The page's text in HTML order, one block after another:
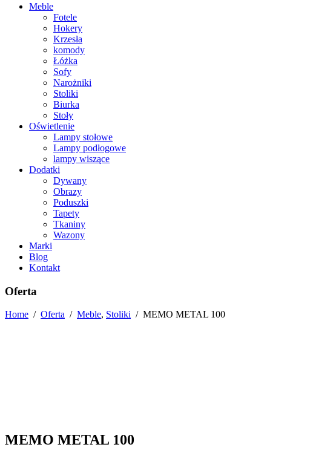
Meble
Fotele
Hokery
Krzesła
komody
Łóżka
Sofy
Narożniki
Stoliki
Biurka
Stoły
Oświetlenie
Lampy stołowe
Lampy podłogowe
lampy wiszące
Dodatki
Dywany
Obrazy
Poduszki
Tapety
Tkaniny
Wazony
Marki
Blog
Kontakt
Oferta
Home / Oferta / Meble, Stoliki / MEMO METAL 100
MEMO METAL 100